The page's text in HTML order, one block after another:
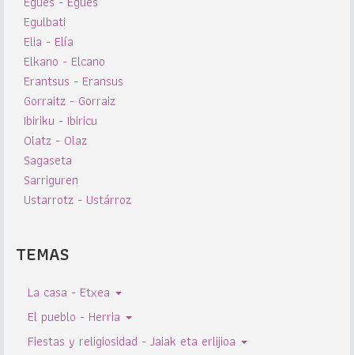
Egulbati
Elia - Elía
Elkano - Elcano
Erantsus - Eransus
Gorraitz - Gorraiz
Ibiriku - Ibiricu
Olatz - Olaz
Sagaseta
Sarriguren
Ustarrotz - Ustárroz
TEMAS
La casa - Etxea
El pueblo - Herria
Fiestas y religiosidad - Jaiak eta erlijioa